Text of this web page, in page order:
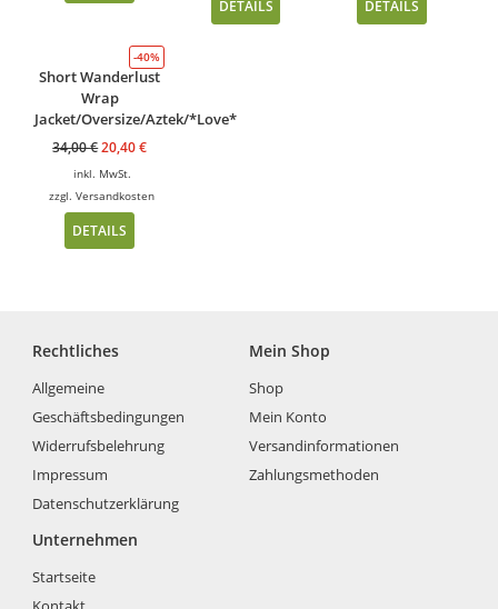
DETAILS DETAILS
-40%
Short Wanderlust
Wrap
Jacket/Oversize/Aztek/*Love*
34,00€20,40€
inkl. MwSt.
zzgl.Versandkosten
DETAILS
Rechtliches
Allgemeine
Geschäftsbedingungen
Widerrufsbelehrung
Impressum
Datenschutzerklärung
Mein Shop
Shop
Mein Konto
Versandinformationen
Zahlungsmethoden
Unternehmen
Startseite